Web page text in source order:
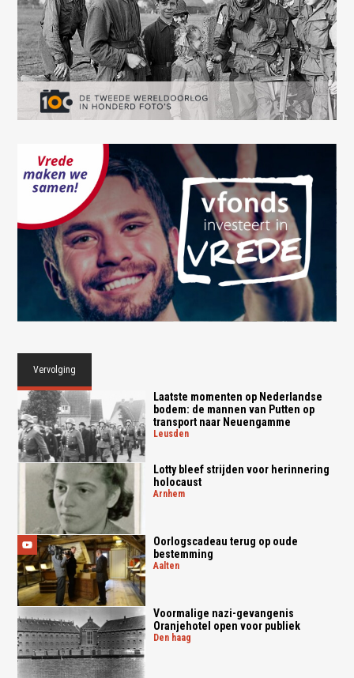
Vervolging
Laatste momenten op Nederlandse
bodem: de mannen van Putten op
transport naar Neuengamme
leusden
Lotty bleef strijden voor herinnering
holocaust
arnhem
Oorlogscadeau terug op oude
bestemming
aalten
Voormalige nazi-gevangenis
Oranjehotel open voor publiek
den haag